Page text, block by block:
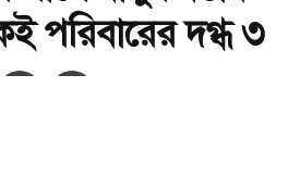
পরিবারের দগ্ধ ৩